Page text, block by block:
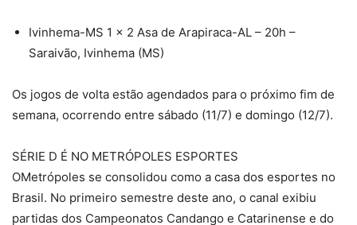
Ivinhema-MS 1 x 2 Asa de Arapiraca-AL – 20h –
Saraivão, Ivinhema (MS)
Os jogos de volta estão agendados para o próximo fim de
semana, ocorrendo entre sábado (11/7) e domingo (12/7).
SÉRIE D É NO METRÓPOLES ESPORTES
OMetrópoles se consolidou como a casa dos esportes no
Brasil. No primeiro semestre deste ano, o canal exibiu
partidas dos Campeonatos Candango e Catarinense e do